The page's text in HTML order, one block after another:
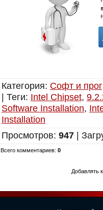
Категория: Софт и
| Теги: Intel Chipset,
Software Installation,
Installation
Просмотров: 947 |
Всего комментариев: 0
Добавлять